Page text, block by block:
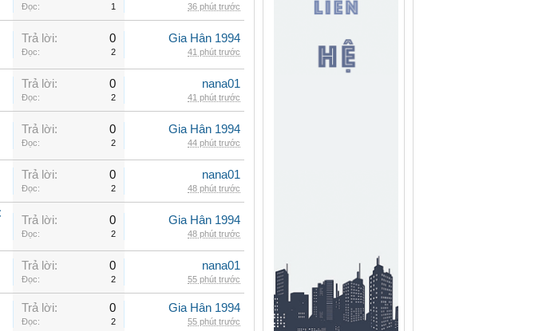
Đọc: 1 36 phút trước
Trả lời: 0
Đọc: 2
Gia Hân 1994
41 phút trước
Trả lời: 0
Đọc: 2
nana01
41 phút trước
Trả lời: 0
Đọc: 2
Gia Hân 1994
44 phút trước
Trả lời: 0
Đọc: 2
nana01
48 phút trước
Trả lời: 0
Đọc: 2
Gia Hân 1994
48 phút trước
Trả lời: 0
Đọc: 2
nana01
55 phút trước
Trả lời: 0
Đọc: 2
Gia Hân 1994
55 phút trước